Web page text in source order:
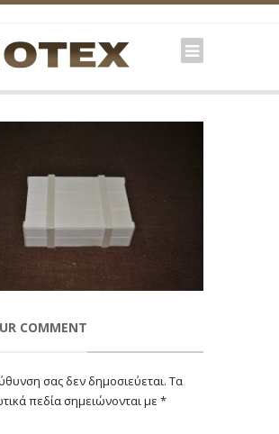
COMMENT
σας δεν δημοσιεύεται. Τα
πεδία σημειώνονται με *